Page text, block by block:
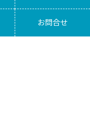
お問合せ